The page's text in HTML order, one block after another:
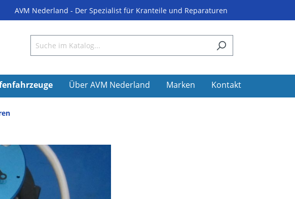
AVM Nederland - Der Spezialist für Kranteile und Reparaturen
Über AVM Nederland Marken Kontakt